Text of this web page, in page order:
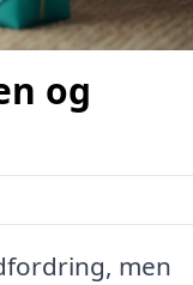
og
men